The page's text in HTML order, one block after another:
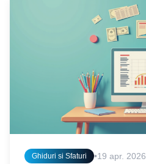
Ghiduri si Sfaturi •19 apr. 2026